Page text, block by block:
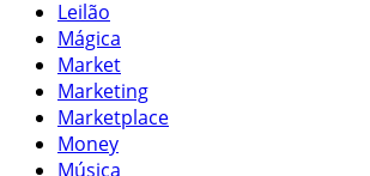
Leilão
Mágica
Market
Marketing
Marketplace
Money
Música